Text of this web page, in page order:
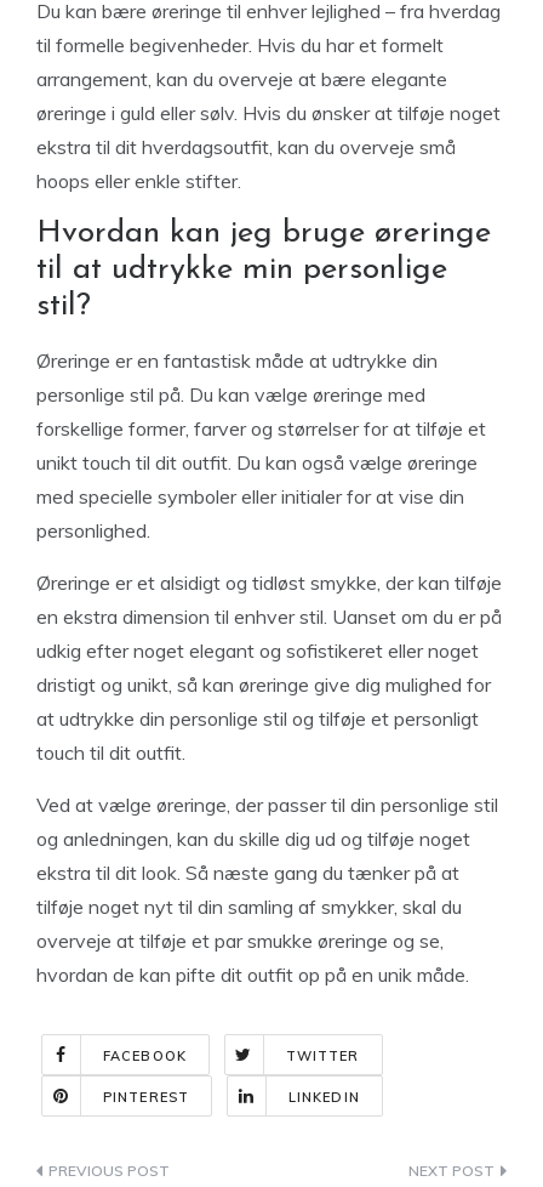
Du kan bære øreringe til enhver lejlighed – fra hverdag
til formelle begivenheder. Hvis du har et formelt
arrangement, kan du overveje at bære elegante
øreringe i guld eller sølv. Hvis du ønsker at tilføje noget
ekstra til dit hverdagsoutfit, kan du overveje små
hoops eller enkle stifter.
Hvordan kan jeg bruge øreringe
til at udtrykke min personlige
stil?
Øreringe er en fantastisk måde at udtrykke din
personlige stil på. Du kan vælge øreringe med
forskellige former, farver og størrelser for at tilføje et
unikt touch til dit outfit. Du kan også vælge øreringe
med specielle symboler eller initialer for at vise din
personlighed.
Øreringe er et alsidigt og tidløst smykke, der kan tilføje
en ekstra dimension til enhver stil. Uanset om du er på
udkig efter noget elegant og sofistikeret eller noget
dristigt og unikt, så kan øreringe give dig mulighed for
at udtrykke din personlige stil og tilføje et personligt
touch til dit outfit.
Ved at vælge øreringe, der passer til din personlige stil
og anledningen, kan du skille dig ud og tilføje noget
ekstra til dit look. Så næste gang du tænker på at
tilføje noget nyt til din samling af smykker, skal du
overveje at tilføje et par smukke øreringe og se,
hvordan de kan pifte dit outfit op på en unik måde.
FACEBOOK TWITTER
PINTEREST LINKEDIN
Indlægsnavigation